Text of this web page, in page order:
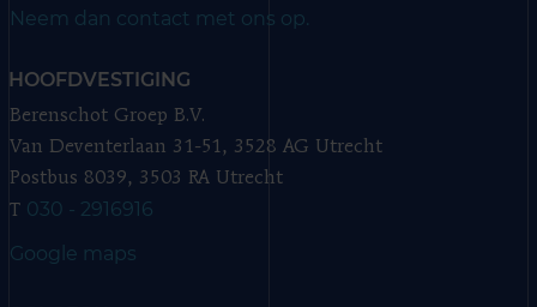
Neem dan contact met ons op.
HOOFDVESTIGING
Berenschot Groep B.V.
Van Deventerlaan 31-51, 3528 AG Utrecht
Postbus 8039, 3503 RA Utrecht
T 030 - 2916916
Google maps